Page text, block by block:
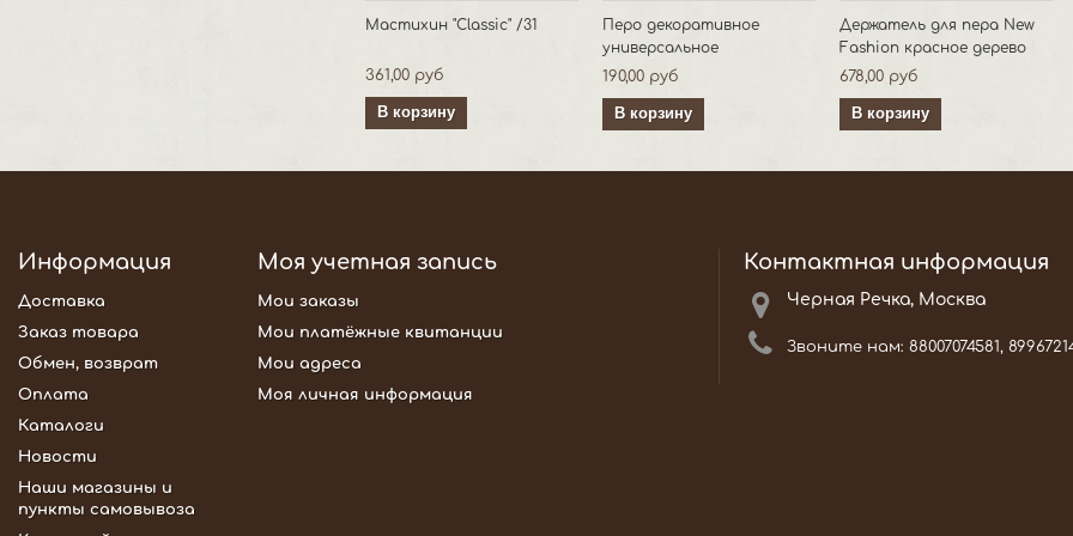
Мастихин "Classic" /31
361,00 руб
В корзину
Перо декоративное
универсальное
190,00 руб
В корзину
Держатель для пера New
Fashion красное дерево
678,00 руб
В корзину
Информация
Доставка
Заказ товара
Обмен, возврат
Оплата
Каталоги
Новости
Наши магазины и
пункты самовывоза
Моя учетная запись
Мои заказы
Мои платёжные квитанции
Мои адреса
Моя личная информация
Контактная информация
Черная Речка, Москва
Звоните нам: 88007074581,